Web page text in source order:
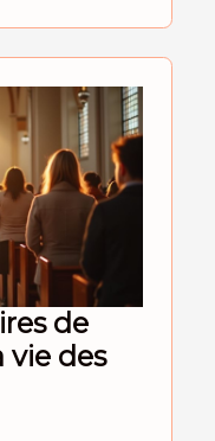
de
vie des